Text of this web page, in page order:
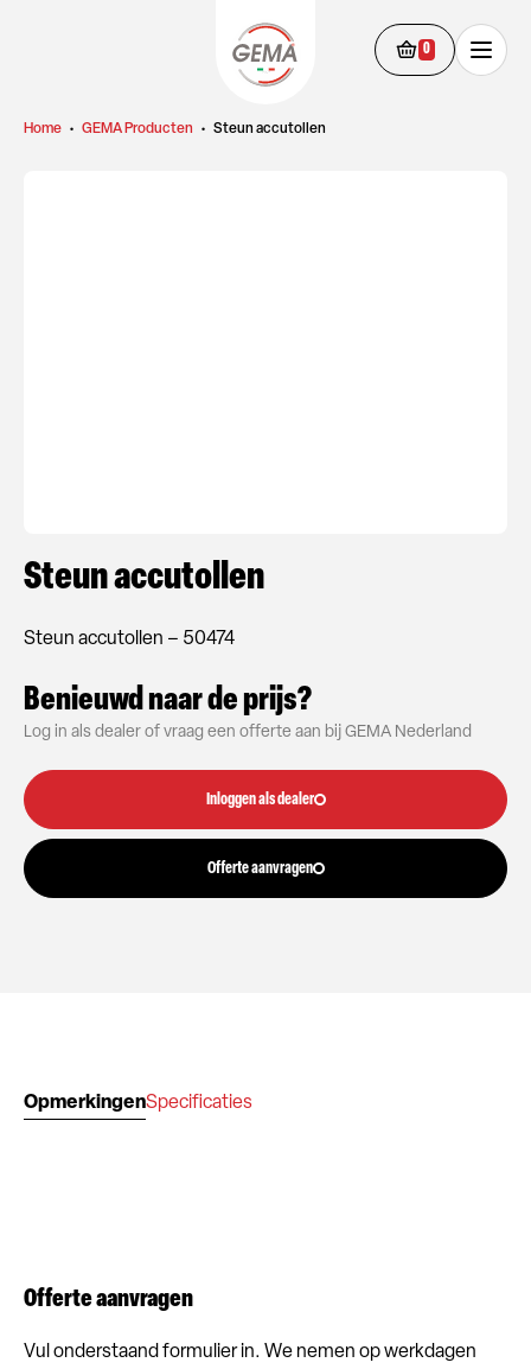
0
Home • GEMA Producten • Steun accutollen
Steun accutollen
Steun accutollen – 50474
Benieuwd naar de prijs?
Log in als dealer of vraag een offerte aan bij GEMA Nederland
Inloggen als dealer
Offerte aanvragen
OpmerkingenSpecificaties
Offerte aanvragen
Vul onderstaand formulier in. We nemen op werkdagen